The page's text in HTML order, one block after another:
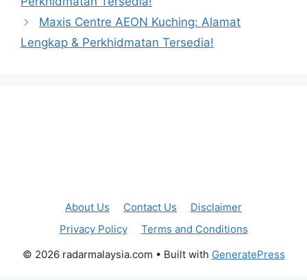
Maxis Centre AEON Kuching: Alamat
Lengkap & Perkhidmatan Tersedia!
About Us Contact Us
Disclaimer
Privacy Policy
Terms and Conditions
© 2026 radarmalaysia.com • Built with GeneratePress